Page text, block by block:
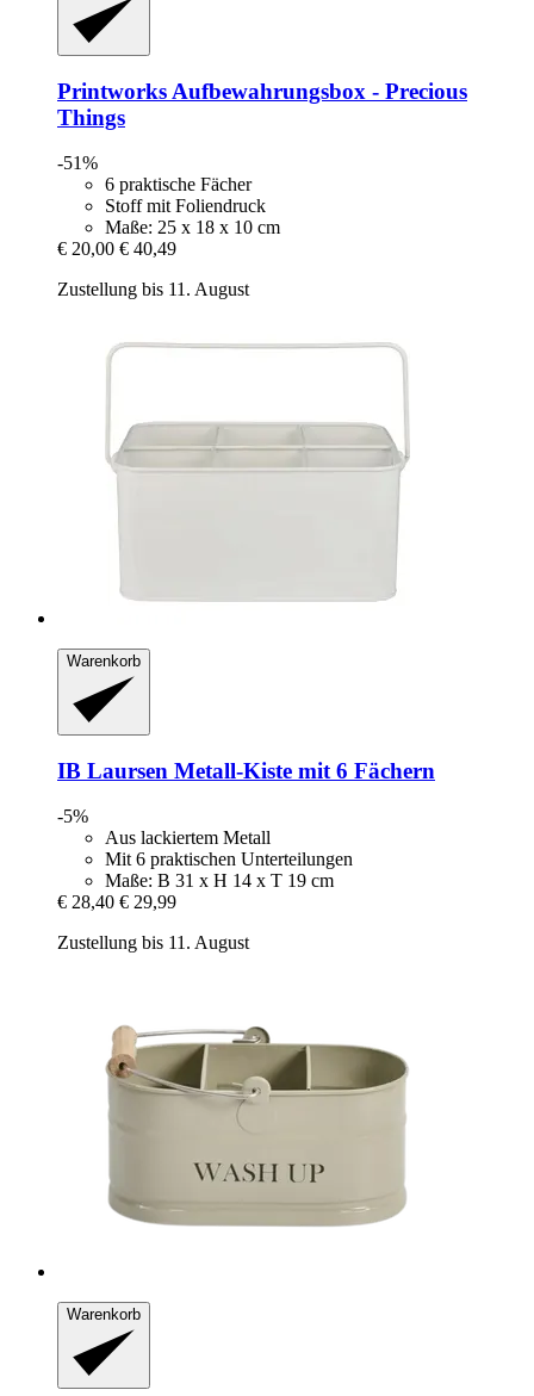
Printworks Aufbewahrungsbox -​ Precious
Things
-51%
6 praktische Fächer
Stoff mit Foliendruck
Maße: 25 x 18 x 10 cm
€ 20,00 € 40,49
Zustellung bis 11. August
Warenkorb
IB Laursen Metall-​Kiste mit 6 Fächern
-5%
Aus lackiertem Metall
Mit 6 praktischen Unterteilungen
Maße: B 31 x H 14 x T 19 cm
€ 28,40 € 29,99
Zustellung bis 11. August
Warenkorb